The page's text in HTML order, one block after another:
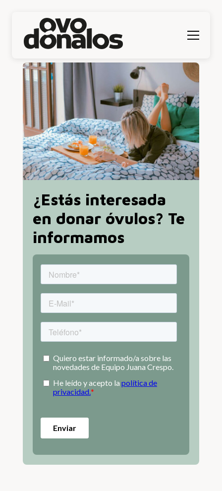
Menú
¿Estás interesada
en donar óvulos? Te
informamos